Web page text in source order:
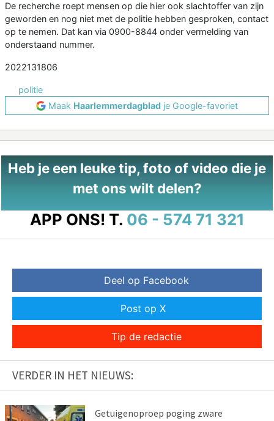
De recherche roept mensen op die hier ook slachtoffer van zijn
geworden en nog niet met de politie hebben gesproken, contact
op te nemen. Dat kan via 0900-8844 onder vermelding van
onderstaand nummer.
2022131806
politie
Maak Haarlemmerdagblad je Google-favoriet
Heb je een leuke tip, foto of video die je
met ons wilt delen?
APP ONS! T. 06 - 574 71 321
Deel op Facebook
Post op X
Tip de redactie
VERDER IN HET NIEUWS:
Getuigenoproep poging zware